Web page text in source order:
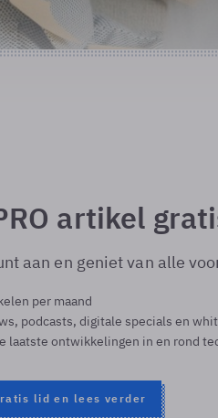
artikel
aan en geniet van alle
per maand
podcasts, digitale specials en
laatste ontwikkelingen in en rond
lid en lees verder